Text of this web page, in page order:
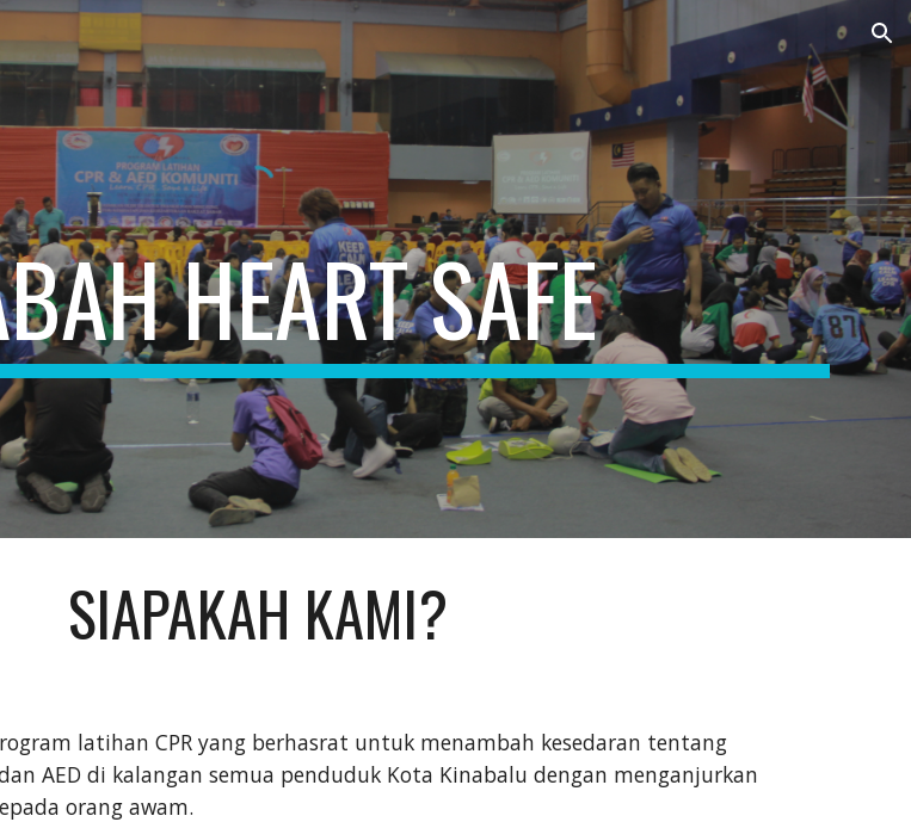
Skip to navigation
HEART SAFE
SIAPAKAH KAMI?
latihan CPR yang berhasrat untuk menambah kesedaran tentang
AED di kalangan semua penduduk Kota Kinabalu dengan menganjurkan
orang awam.